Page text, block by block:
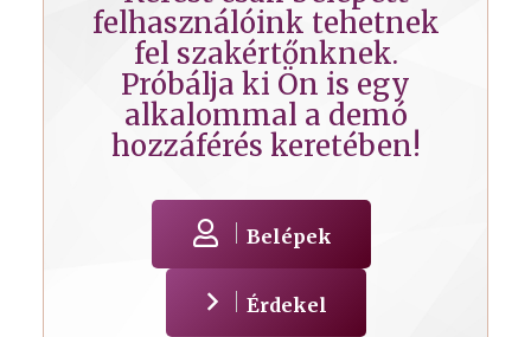
felhasználóink tehetnek
fel szakértőnknek.
Próbálja ki Ön is egy
alkalommal a demó
hozzáférés keretében!
Belépek
Érdekel